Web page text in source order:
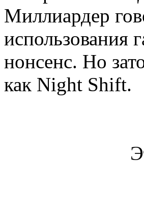
Миллиардер
использования
нонсенс. Но
как Night Shift.